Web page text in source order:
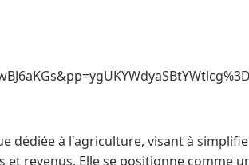
dédiée à l'agriculture, visant à
revenus. Elle se positionne comme